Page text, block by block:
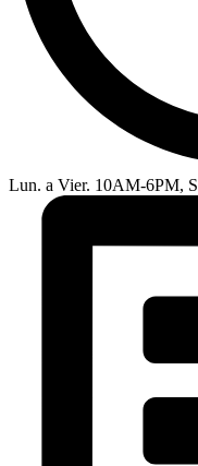
Lun. a Vier. 10AM-6PM,